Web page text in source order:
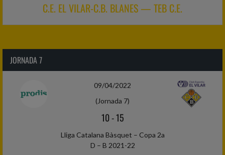
C.E. EL VILAR-C.B. BLANES — TEB C.E.
JORNADA 7
09/04/2022
(Jornada 7)
10-15
Lliga Catalana Bàsquet – Copa 2a
D – B 2021-22